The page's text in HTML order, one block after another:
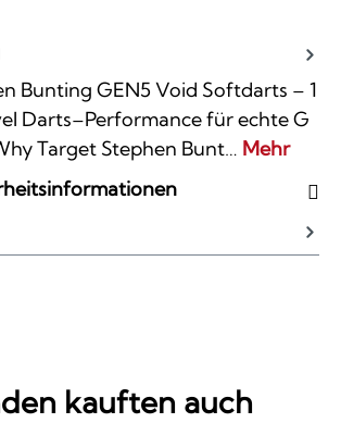
Bunting GEN5 Void Softdarts – 1
Darts–Performance für echte G
Target Stephen Bunt… Mehr
kauften auch